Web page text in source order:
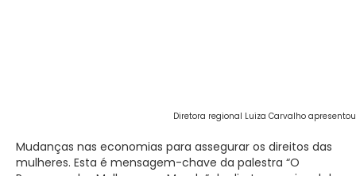
Diretora regional Luiza Carvalho
Mudanças nas economias para assegurar os direitos das
mulheres. Esta é mensagem-chave da palestra “O